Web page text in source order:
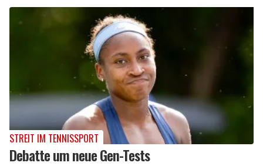
STREIT IM TENNISSPORT
Debatte um neue Gen-Tests